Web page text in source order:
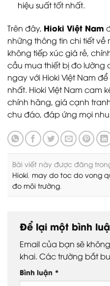
hiệu suất tốt nhất.
Trên đây, Hioki Việt Nam
những thông tin chi tiết
không tiếp xúc giá rẻ,
cầu mua thiết bị đo lường
ngay với Hioki Việt Nam
nhất. Hioki Việt Nam cam
chính hãng, giá cạnh
chu đáo, đáp ứng mọi
Bài viết này được đăng
Hioki may do toc do vong
đo môi trường
Để lại một bình
Email của bạn sẽ
khai. Các trường bắt
Bình luận *